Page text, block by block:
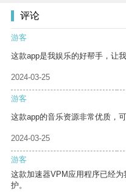
评论
游客
这款app是我娱乐的好帮手，让
2024-03-25
游客
这款app的音乐资源非常优质，
2024-03-25
游客
这款加速器VPM应用程序已经
护。